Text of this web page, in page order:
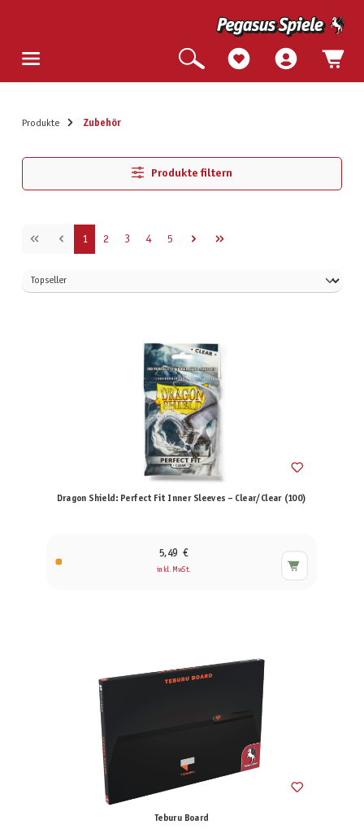
Produkte Zubehör
Produkte filtern
Seite
1 Seite
2 Seite
3 Seite
4 Seite
5
Dragon Shield: Perfect Fit Inner Sleeves – Clear/Clear (100)
5,49 €
inkl. MwSt.
Teburu Board